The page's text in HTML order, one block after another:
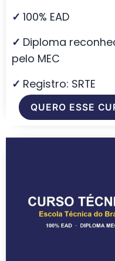
✓ 100% EAD
✓ Diploma
pelo MEC
✓ Registro: SRTE
QUERO ESSE